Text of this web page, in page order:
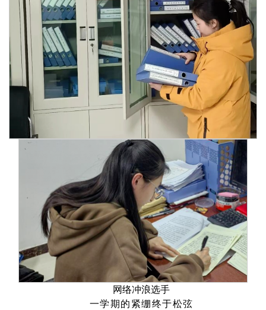
网络冲浪选手
一学期的紧绷终于松弦